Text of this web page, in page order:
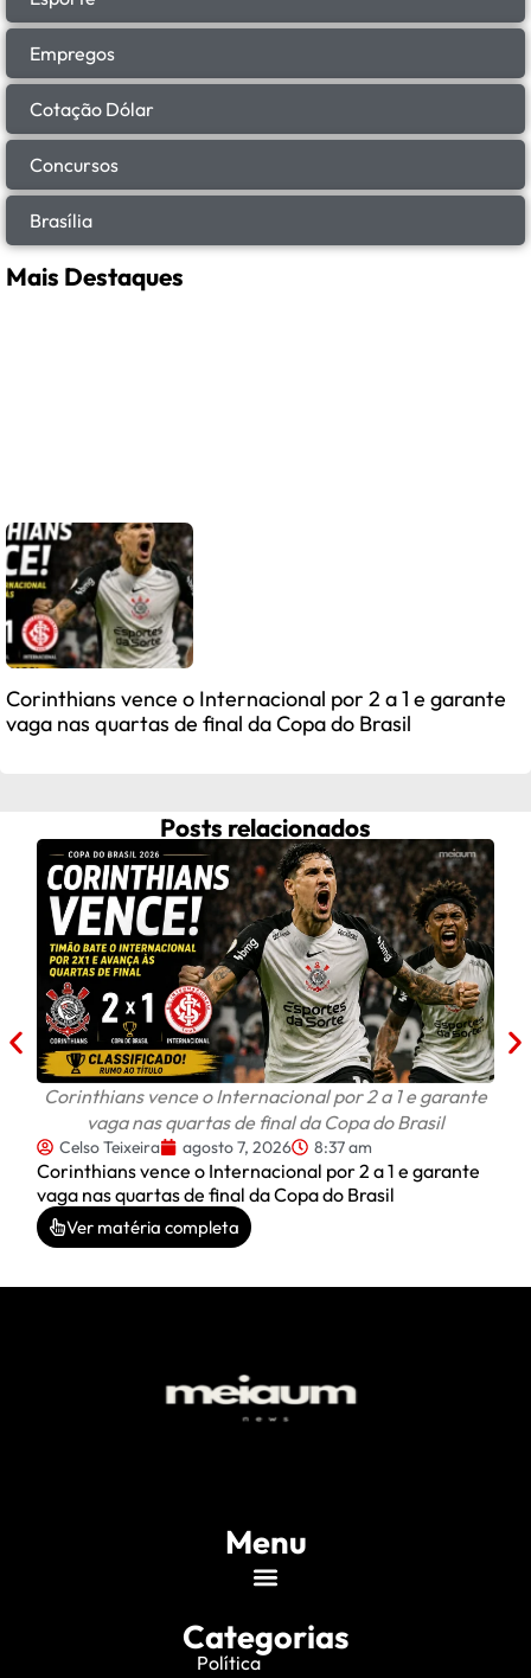
Empregos
Cotação Dólar
Concursos
Brasília
Mais Destaques
Corinthians vence o Internacional por 2 a 1 e garante
vaga nas quartas de final da Copa do Brasil
Posts relacionados
Corinthians vence o Internacional por 2 a 1 e garante
vaga nas quartas de final da Copa do Brasil
Celso Teixeira agosto 7, 2026 8:37 am
Corinthians vence o Internacional por 2 a 1 e garante
vaga nas quartas de final da Copa do Brasil
Ver matéria completa
Menu
Categorias
Política